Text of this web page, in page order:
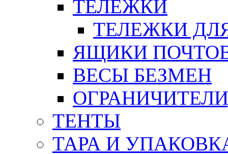
ТЕЛЕЖКИ
ТЕЛЕЖКИ
ЯЩИКИ
ВЕСЫ БЕЗМЕН
ТЕНТЫ
ТАРА И